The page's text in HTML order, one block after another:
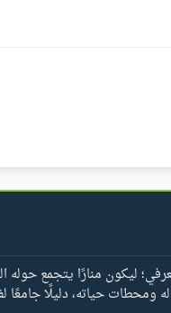
ليكون منارًا يتجمع حوله
حياته، دليلًا جامعًا